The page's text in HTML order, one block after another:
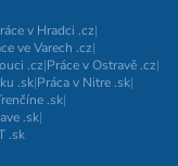
v Hradci .cz|
ve Varech .cz|
.cz|Práce v Ostravě .cz|
.sk|Práca v Nitre .sk|
.sk|
.sk|
.sk